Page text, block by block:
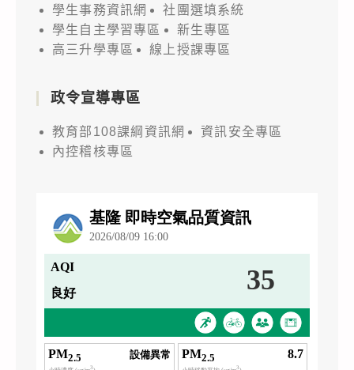
學生事務資訊網
社團選填系統
學生自主學習專區
新生專區
高三升學專區
線上授課專區
政令宣導專區
教育部108課綱資訊網
資訊安全專區
內控稽核專區